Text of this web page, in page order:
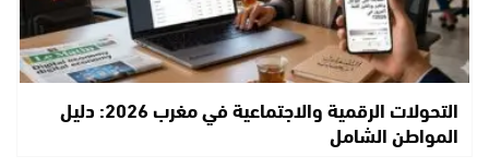
التحولات الرقمية والاجتماعية في مغرب 2026: دليل
المواطن الشامل